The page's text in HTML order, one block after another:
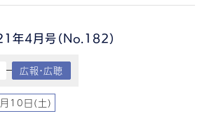
4月号（No.182）
広報・広聴
10日(土)